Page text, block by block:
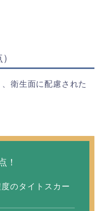
衛生面に配慮された
！
のタイトスカー